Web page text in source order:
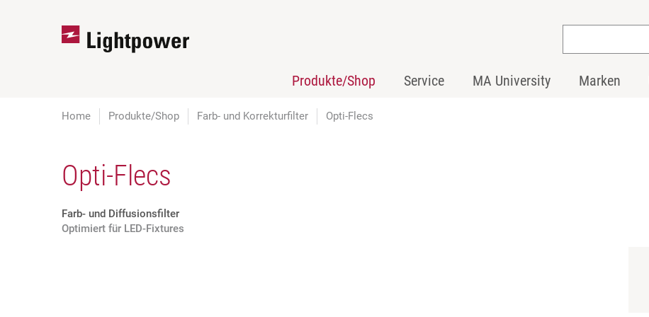
Produkte/Shop Service MA University Marken
Home Produkte/Shop Farb- und Korrekturfilter Opti-Flecs
Opti-Flecs
Farb- und Diffusionsfilter
Optimiert für LED-Fixtures